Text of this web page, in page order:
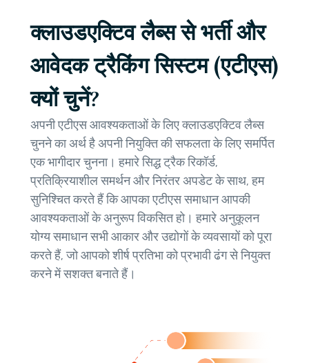
क्लाउडएक्टिव लैब्स से भर्ती और
आवेदक ट्रैकिंग सिस्टम (एटीएस)
क्यों चुनें?
अपनी एटीएस आवश्यकताओं के लिए क्लाउडएक्टिव लैब्स
चुनने का अर्थ है अपनी नियुक्ति की सफलता के लिए समर्पित
एक भागीदार चुनना। हमारे सिद्ध ट्रैक रिकॉर्ड,
प्रतिक्रियाशील समर्थन और निरंतर अपडेट के साथ, हम
सुनिश्चित करते हैं कि आपका एटीएस समाधान आपकी
आवश्यकताओं के अनुरूप विकसित हो। हमारे अनुकूलन
योग्य समाधान सभी आकार और उद्योगों के व्यवसायों को पूरा
करते हैं, जो आपको शीर्ष प्रतिभा को प्रभावी ढंग से नियुक्त
करने में सशक्त बनाते हैं।